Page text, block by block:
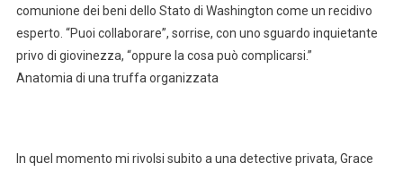
comunione dei beni dello Stato di Washington come un recidivo
esperto. “Puoi collaborare”, sorrise, con uno sguardo inquietante
privo di giovinezza, “oppure la cosa può complicarsi.”
Anatomia di una truffa organizzata
In quel momento mi rivolsi subito a una detective privata, Grace